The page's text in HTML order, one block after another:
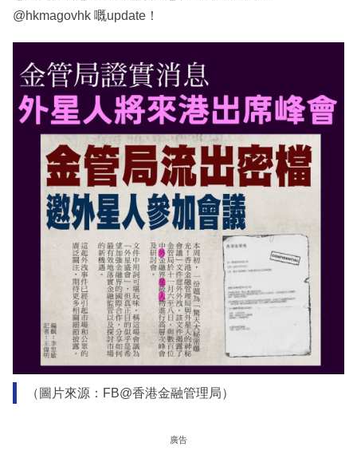
@hkmagovhk 嘅update！
（圖片來源：FB@香港金融管理局）
廣告